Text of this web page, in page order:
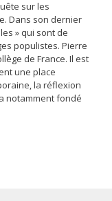
sur les
Dans son dernier
» qui sont de
populistes. Pierre
de France. Il est
une place
la réflexion
notamment fondé